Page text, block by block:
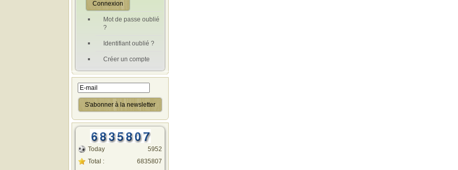
Mot de passe oublié
?
Identifiant oublié ?
Créer un compte
Today
Total :
5952
6835807